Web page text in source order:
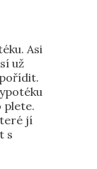
Asi
už
plete.
jí
s